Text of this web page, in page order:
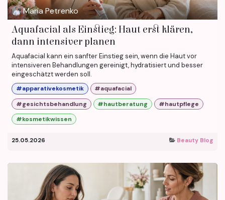
Maria Petrenko
Aquafacial als Einstieg: Haut erst klären,
dann intensiver planen
Aquafacial kann ein sanfter Einstieg sein, wenn die Haut vor
intensiveren Behandlungen gereinigt, hydratisiert und besser
eingeschätzt werden soll.
#apparativekosmetik
#aquafacial
#gesichtsbehandlung
#hautberatung
#hautpflege
#kosmetikwissen
25.05.2026 Beauty Blog